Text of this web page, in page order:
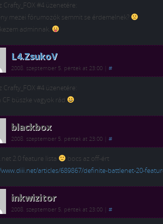
Crafty_FOX #4 üzenetére:
mezei fórumozók semmit se érdemelnek?
adminnak.
L4.ZsukoV
2008. szeptember 5. péntek at 23:00 #
Crafty_FOX #4 üzenetére:
CF büszke vagyok rád
blackbox
2008. szeptember 5. péntek at 23:00 #
2.0 feature lista
bocs az off-ért
articles/689867/definite-battlenet-20-
inkwizitor
2008. szeptember 5. péntek at 23:00 #